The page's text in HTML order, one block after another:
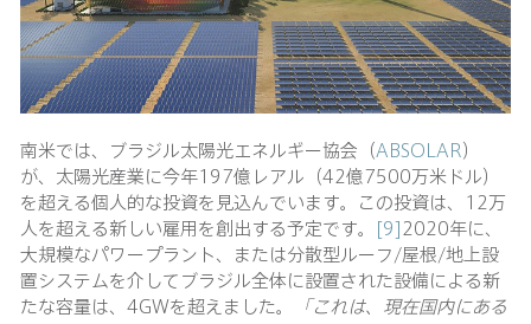
南米では、ブラジル太陽光エネルギー協会（ABSOLAR）
が、太陽光産業に今年197億レアル（42億7500万米ドル）
を超える個人的な投資を見込んでいます。この投資は、12万
人を超える新しい雇用を創出する予定です。 [9]2020年に、
大規模なパワープラント、または分散型ルーフ/屋根/地上設
置システムを介してブラジル全体に設置された設備による新
たな容量は、4GWを超えました。
「これは、現在国内にある